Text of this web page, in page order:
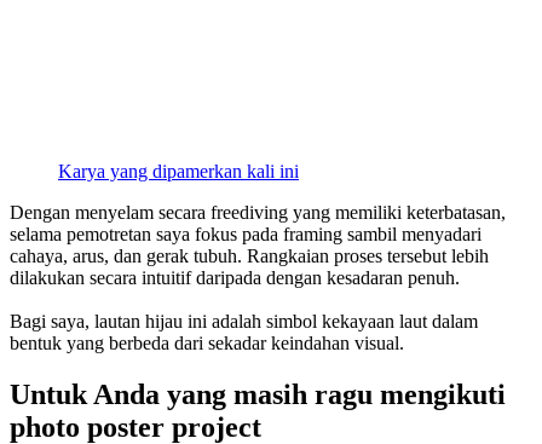
Karya yang dipamerkan kali ini
Dengan menyelam secara freediving yang memiliki keterbatasan,
selama pemotretan saya fokus pada framing sambil menyadari
cahaya, arus, dan gerak tubuh. Rangkaian proses tersebut lebih
dilakukan secara intuitif daripada dengan kesadaran penuh.
Bagi saya, lautan hijau ini adalah simbol kekayaan laut dalam
bentuk yang berbeda dari sekadar keindahan visual.
Untuk Anda yang masih ragu mengikuti
photo poster project